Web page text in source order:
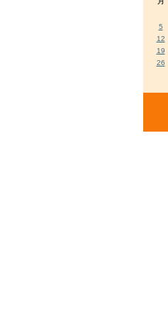
5
12
19
26